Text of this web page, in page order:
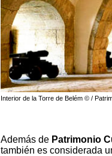
Interior de la Torre de Belém © /
Además de Patrimonio
también es considerada